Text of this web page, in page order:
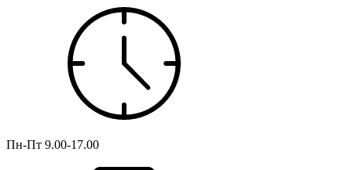
Пн-Пт 9.00-17.00